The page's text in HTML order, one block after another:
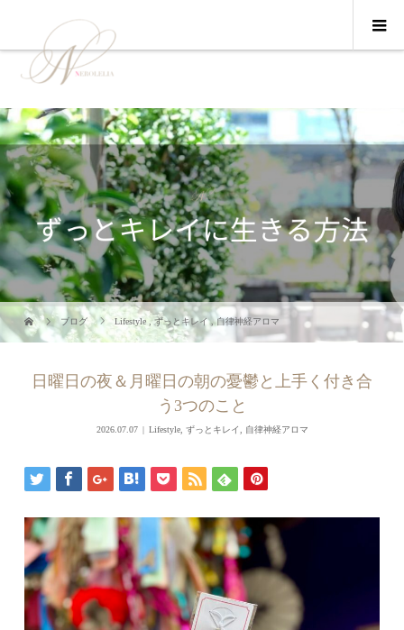
ブログ Lifestyle ,ずっとキレイ ,自律神経アロマ
日曜日の夜＆月曜日の朝の憂鬱と上手く付き合
う3つのこと
2026.07.07 Lifestyle, ずっとキレイ, 自律神経アロマ